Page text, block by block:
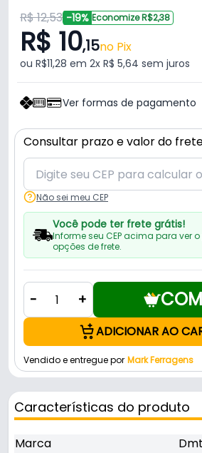
R$ 12,53 -19% Economize R$2,38
R$ 10,15no Pix
ou R$11,28 em 2x R$ 5,64 sem juros
Ver formas de pagamento
Consultar prazo e valor do
Não sei meu CEP
Você pode ter frete grátis!
Informe seu CEP acima para ver
opções de frete.
- +
ADICIONAR AO
Vendido e entregue por Mark Ferragens
Características do produto
Marca
Dmt